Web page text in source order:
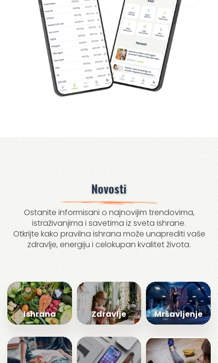
Novosti
Ostanite informisani o najnovijim trendovima,
istraživanjima i savetima iz sveta ishrane.
Otkrijte kako pravilna ishrana može unaprediti vaše
zdravlje, energiju i celokupan kvalitet života.
Ishrana Zdravlje Mršavljenje